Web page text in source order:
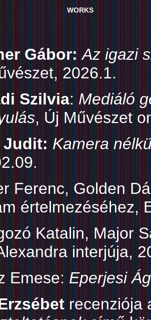
WORKS
Gábor: Az igazi
2026.1.
Szilvia:Mediáló
, Új Művészet
Judit: Kamera
Ferenc, Golden
értelmezéséhez,
Katalin, Major
interjúja,
Emese:Eperjesi
recenziója